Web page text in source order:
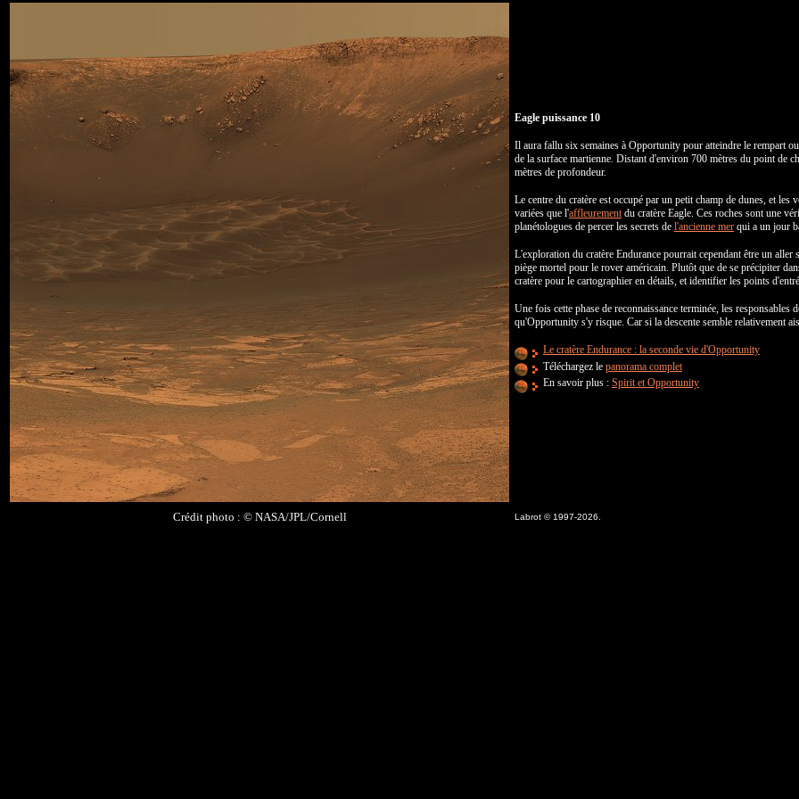
Eagle puissance 10
Il aura fallu six semaines à Opportunity pour atteindre le rempart
de la surface martienne. Distant d'environ 700 mètres du point de
mètres de profondeur.
Le centre du cratère est occupé par un petit champ de dunes, et les
variées que l'affleurementdu cratère Eagle. Ces roches sont une
planétologues de percer les secrets de l'ancienne mer qui a un jour
L'exploration du cratère Endurance pourrait cependant être un
piège mortel pour le rover américain. Plutôt que de se précipiter
cratère pour le cartographier en détails, et identifier les points
Une fois cette phase de reconnaissance terminée, les
qu'Opportunity s'y risque. Car si la descente semble relativement
Le cratère Endurance : la seconde vie d'Opportunity
Téléchargez le panorama complet
En savoir plus : Spirit et Opportunity
Crédit photo : © NASA/JPL/Cornell Labrot © 1997-2026.